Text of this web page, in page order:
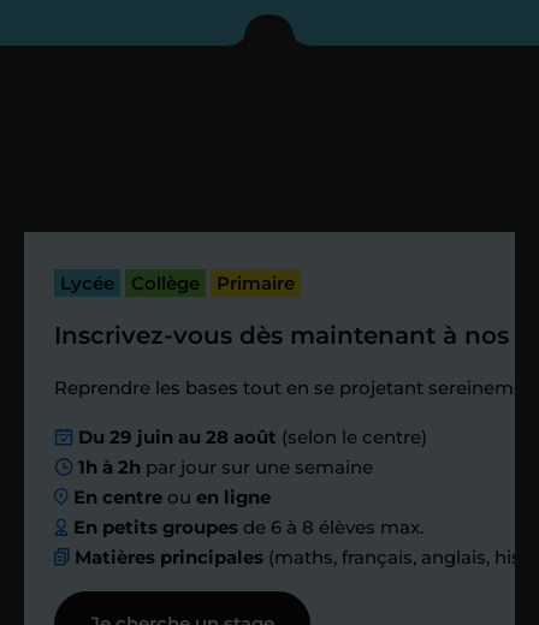
enseignant sous 72
passé.
Étape 4
Nous planifions
ensemble des
échanges réguliers
Afin de suivre le travail et les progrès
Lycée Collège Primaire
Inscrivez-vous dès maintenant à nos
Reprendre les bases tout en se projetant
Du 29 juin au 28 août (selon le centre)
1h à 2h par jour sur une semaine
En centre ouen ligne
En petits groupes de 6 à 8 élèves max.
Matières principales (maths, français, anglais,